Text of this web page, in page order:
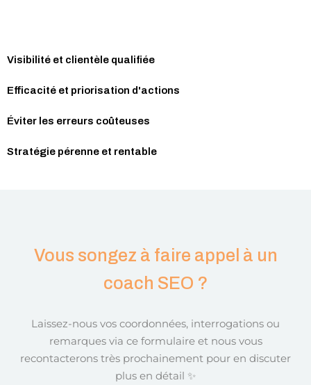
Visibilité et clientèle qualifiée
Efficacité et priorisation d'actions
Éviter les erreurs coûteuses
Stratégie pérenne et rentable
Vous songez à faire appel à un
coach SEO ?
Laissez-nous vos coordonnées, interrogations ou
remarques via ce formulaire et nous vous
recontacterons très prochainement pour en discuter
plus en détail ✨